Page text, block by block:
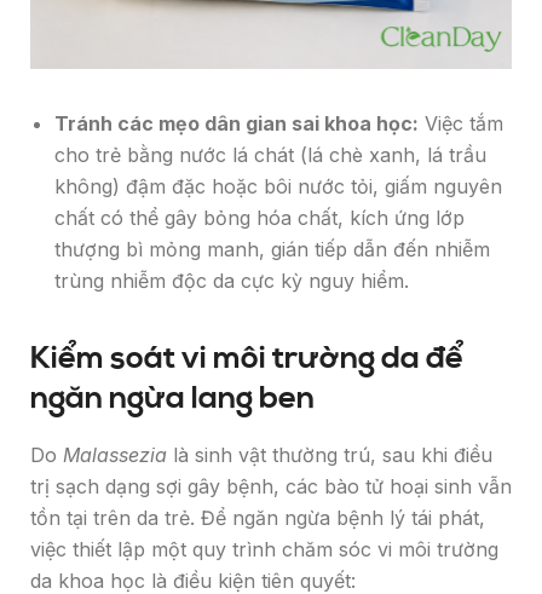
Tránh các mẹo dân gian sai khoa học: Việc tắm
cho trẻ bằng nước lá chát (lá chè xanh, lá trầu
không) đậm đặc hoặc bôi nước tỏi, giấm nguyên
chất có thể gây bỏng hóa chất, kích ứng lớp
thượng bì mỏng manh, gián tiếp dẫn đến nhiễm
trùng nhiễm độc da cực kỳ nguy hiểm.
Kiểm soát vi môi trường da để
ngăn ngừa lang ben
Do Malassezia là sinh vật thường trú, sau khi điều
trị sạch dạng sợi gây bệnh, các bào tử hoại sinh vẫn
tồn tại trên da trẻ. Để ngăn ngừa bệnh lý tái phát,
việc thiết lập một quy trình chăm sóc vi môi trường
da khoa học là điều kiện tiên quyết: